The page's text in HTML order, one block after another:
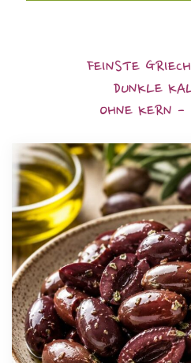
FEINSTE
DUNKLE
OHNE KERN -